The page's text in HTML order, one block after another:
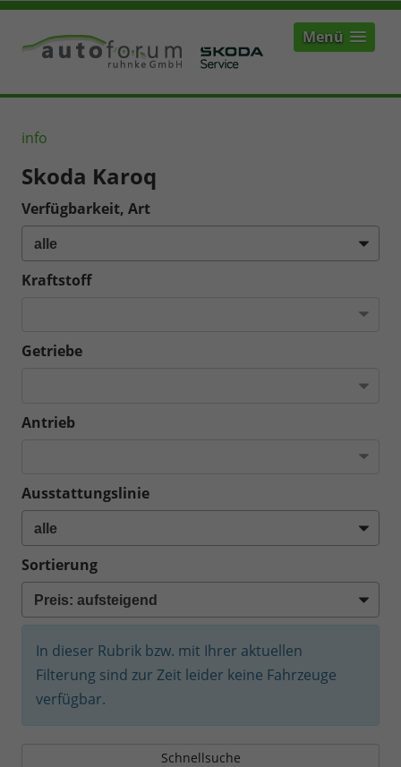
Menü
info
Skoda Karoq
Verfügbarkeit, Art
Kraftstoff
Getriebe
Antrieb
Ausstattungslinie
Sortierung
In dieser Rubrik bzw. mit Ihrer aktuellen
Filterung sind zur Zeit leider keine Fahrzeuge
verfügbar.
Schnellsuche